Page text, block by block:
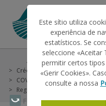
Faça Swipe para ver o
O IFAP
AJUDAS/APOIOS
Ajudas/Apoios Outras
Crédito e Seguros
COVID-19
COVID-19 – Moratória de
Regras e Informação Básicas
Este sítio utiliza
experiência de
estatísticos. Se
seleccione «Aceitar
permitir certos
«Gerir Cookies».
consulte a nossa